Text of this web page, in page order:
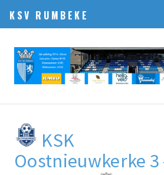
KSV RUMBEKE
KSK
Oostnieuwkerke 3